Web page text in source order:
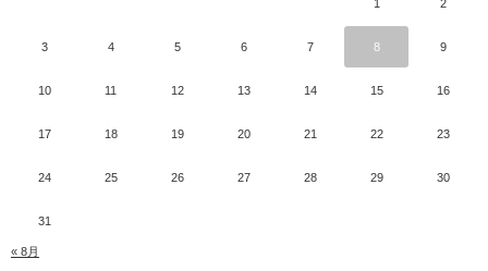
1 2
3 4 5 6 7 8 9
10 11 12 13 14 15 16
17 18 19 20 21 22 23
24 25 26 27 28 29 30
31
« 8月